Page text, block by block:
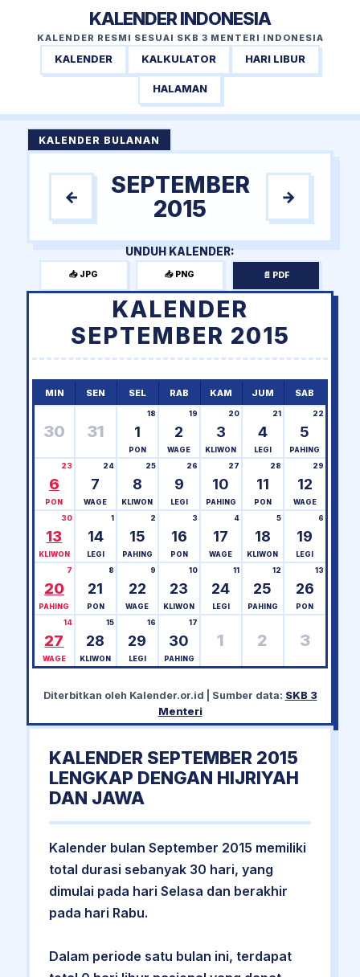
KALENDER INDONESIA
KALENDER RESMI SESUAI SKB 3 MENTERI INDONESIA
KALENDER KALKULATOR HARI LIBUR
HALAMAN
KALENDER BULANAN
←
SEPTEMBER
2015
→
UNDUH KALENDER:
📥 JPG 📥 PNG 📄 PDF
KALENDER
SEPTEMBER 2015
MIN SEN SEL RAB KAM JUM SAB
30 31 1
18
PON
2
19
WAGE
3
20
KLIWON
4
21
LEGI
5
22
PAHING
6
23
PON
7
24
WAGE
8
25
KLIWON
9
26
LEGI
10
27
PAHING
11
28
PON
12
29
WAGE
13
30
KLIWON
14
1
LEGI
15
2
PAHING
16
3
PON
17
4
WAGE
18
5
KLIWON
19
6
LEGI
20
7
PAHING
21
8
PON
22
9
WAGE
23
10
KLIWON
24
11
LEGI
25
12
PAHING
26
13
PON
27
14
WAGE
28
15
KLIWON
29
16
LEGI
30
17
PAHING
1 2 3
Diterbitkan oleh Kalender.or.id | Sumber data: SKB 3
Menteri
KALENDER SEPTEMBER 2015
LENGKAP DENGAN HIJRIYAH
DAN JAWA
Kalender bulan September 2015 memiliki
total durasi sebanyak 30 hari, yang
dimulai pada hari Selasa dan berakhir
pada hari Rabu.
Dalam periode satu bulan ini, terdapat